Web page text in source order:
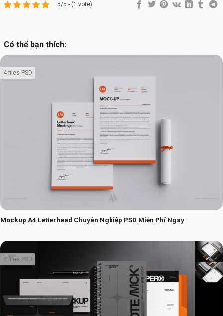
5/5 - (1 vote)
Có thể bạn thích:
Mockup A4 Letterhead Chuyên Nghiệp PSD Miễn Phí Ngay
4 files PSD
4 files PSD